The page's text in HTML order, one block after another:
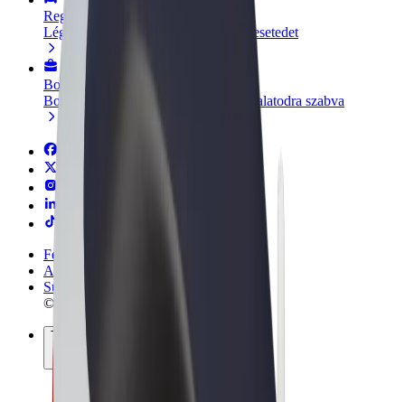
Regisztrálj flottatulajdonosként
Légy Bolt flottapartner és növeld keresetedet
Bolt for Business
Bolt termékek és szolgáltatások a vállalatodra szabva
Felhasználási feltételek
Adatvédelem
Sütik
© 2026 Bolt Technology OÜ
Termékek
Utazás